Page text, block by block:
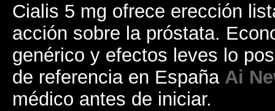
Cialis 5 mg ofrece erección
acción sobre la próstata.
genérico y efectos leves lo
de referencia en España Ai
médico antes de iniciar.